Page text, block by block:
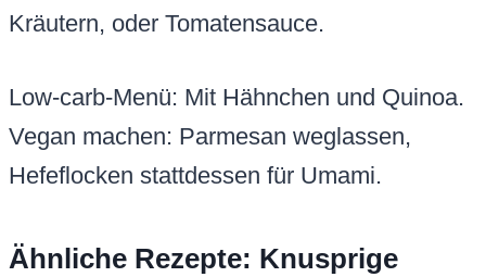
Kräutern, oder Tomatensauce.
Low-carb-Menü: Mit Hähnchen und Quinoa.
Vegan machen: Parmesan weglassen,
Hefeflocken stattdessen für Umami.
Ähnliche Rezepte: Knusprige